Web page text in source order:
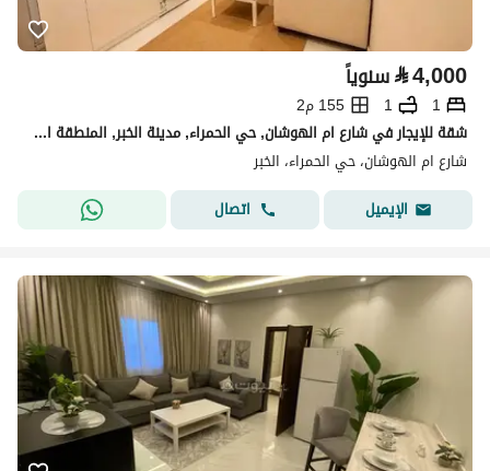
⃁4,000 سنوياً
1
1
155 م2
شقة للإيجار في شارع ام الهوشان, حي الحمراء, مدينة الخبر, المنطقة الشرقية
شارع ام الهوشان، حي الحمراء، الخبر
الإيميل
اتصال